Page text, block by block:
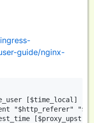
guide/nginx-
[$time_local]
"$http_referer"